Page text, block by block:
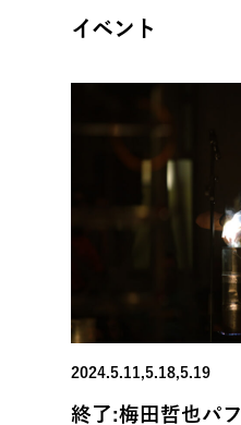
イベント
2024.5.11,5.18,5.19
終了:梅田哲也パ